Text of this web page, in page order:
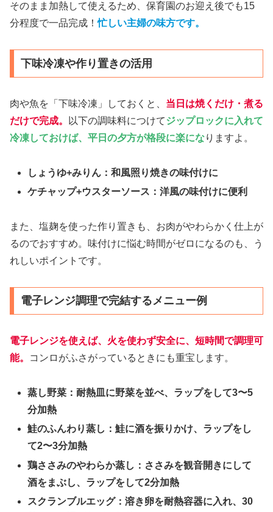
そのまま加熱して使えるため、保育園のお迎え後でも15
分程度で一品完成！忙しい主婦の味方です。
下味冷凍や作り置きの活用
肉や魚を「下味冷凍」しておくと、 当日は焼くだけ・煮る
だけで完成。
以下の調味料につけてジップロックに入れて
冷凍しておけば、平日の夕方が格段に楽になりますよ。
しょうゆ+みりん：和風照り焼きの味付けに
ケチャップ+ウスターソース：洋風の味付けに便利
また、塩麹を使った作り置きも、お肉がやわらかく仕上が
るのでおすすめ。味付けに悩む時間がゼロになるのも、う
れしいポイントです。
電子レンジ調理で完結するメニュー例
電子レンジを使えば、火を使わず安全に、短時間で調理可
能。
コンロがふさがっているときにも重宝します。
蒸し野菜：耐熱皿に野菜を並べ、ラップをして3〜5
分加熱
鮭のふんわり蒸し：鮭に酒を振りかけ、ラップをし
て2〜3分加熱
鶏ささみのやわらか蒸し：ささみを観音開きにして
酒をまぶし、ラップをして2分加熱
スクランブルエッグ：溶き卵を耐熱容器に入れ、30